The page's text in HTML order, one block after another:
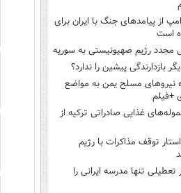
از پیامدهای جنگ با ایران برای
است
مجدد رژیم صهیونیستی به سوریه
بازدارندگی پیشین را ندارد؟
نیروهای مسلح یمن به مواضع
+فیلم
غذایی صادراتی ترکیه از
توقف مذاکرات با رژیم
تنها مدرسه ایرانی را